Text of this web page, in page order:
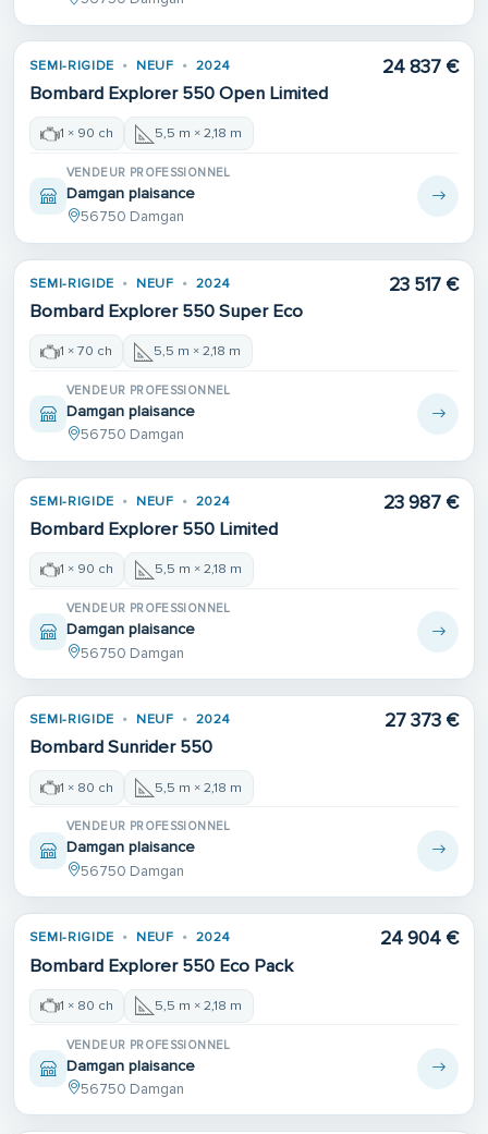
SEMI-RIGIDE NEUF 2024
Bombard Explorer 550 Open Limited
24 837 €
1 × 90 ch 5,5 m × 2,18 m
VENDEUR PROFESSIONNEL
Damgan plaisance
56750 Damgan
SEMI-RIGIDE NEUF 2024
Bombard Explorer 550 Super Eco
23 517 €
1 × 70 ch 5,5 m × 2,18 m
VENDEUR PROFESSIONNEL
Damgan plaisance
56750 Damgan
SEMI-RIGIDE NEUF 2024
Bombard Explorer 550 Limited
23 987 €
1 × 90 ch 5,5 m × 2,18 m
VENDEUR PROFESSIONNEL
Damgan plaisance
56750 Damgan
SEMI-RIGIDE NEUF 2024
Bombard Sunrider 550
27 373 €
1 × 80 ch 5,5 m × 2,18 m
VENDEUR PROFESSIONNEL
Damgan plaisance
56750 Damgan
SEMI-RIGIDE NEUF 2024
Bombard Explorer 550 Eco Pack
24 904 €
1 × 80 ch 5,5 m × 2,18 m
VENDEUR PROFESSIONNEL
Damgan plaisance
56750 Damgan